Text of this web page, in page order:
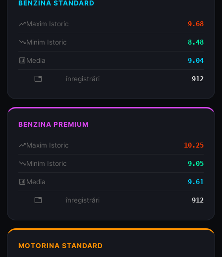
BENZINA STANDARD
trending_upMaxim Istoric 9.68
trending_downMinim Istoric 8.48
analyticsMedia 9.04
database înregistrări 912
BENZINA PREMIUM
trending_upMaxim Istoric 10.25
trending_downMinim Istoric 9.05
analyticsMedia 9.61
database înregistrări 912
MOTORINA STANDARD